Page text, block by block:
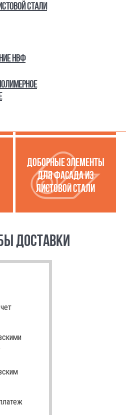
стали
НВФ
И УСЛУГ
МЕТАЛЛОКАССЕТЫ
ДОБОРНЫЕ ЭЛЕМЕНТЫ
ДЛЯ ФАСАДА ИЗ
ЛИСТОВОЙ СТАЛИ
ДОСТАВКИ